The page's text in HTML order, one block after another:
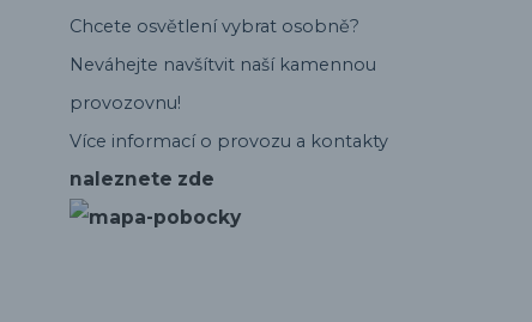
Chcete osvětlení vybrat osobně?
Neváhejte navšítvit naší kamennou
provozovnu!
Více informací o provozu a kontakty
naleznete zde